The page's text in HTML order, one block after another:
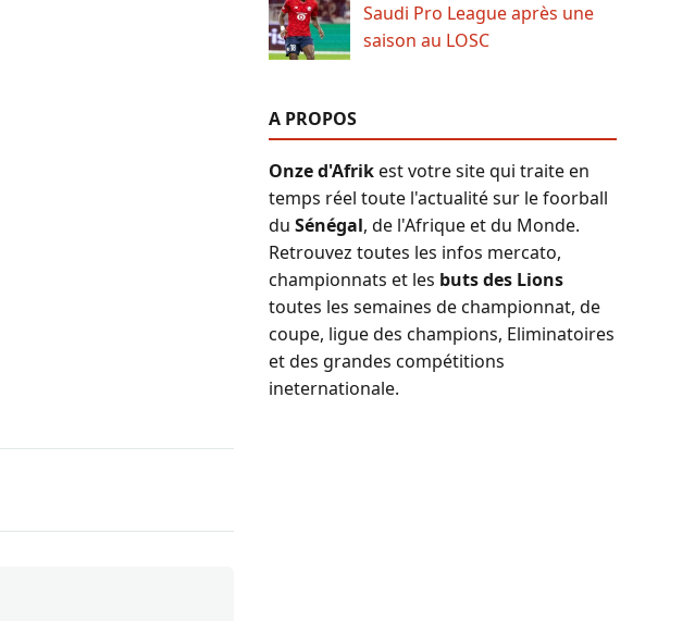
Saudi Pro League après une
saison au LOSC
A PROPOS
Onze d'Afrikest votre site qui traite en
temps réel toute l'actualité sur le foorball
du Sénégal, de l'Afrique et du Monde.
Retrouvez toutes les infos mercato,
championnats et les buts des Lions
toutes les semaines de championnat, de
coupe, ligue des champions, Eliminatoires
et des grandes compétitions
ineternationale.